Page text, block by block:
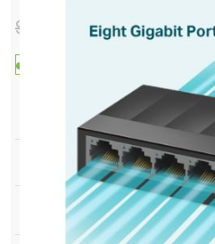
$ $21.850
Solo quedan 2
Internet -
Webpay Plus
Oferta